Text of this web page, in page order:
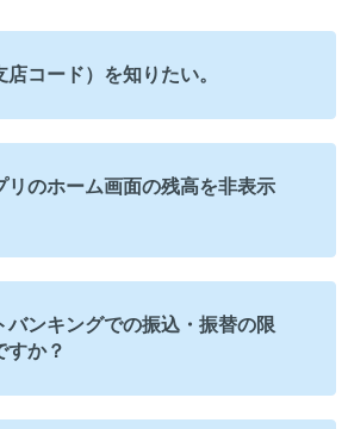
コード）を知りたい。
リのホーム画面の残高を非表示
バンキングでの振込・振替の限
すか？